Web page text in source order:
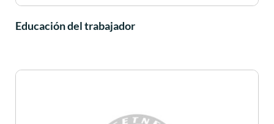
Educación del trabajador